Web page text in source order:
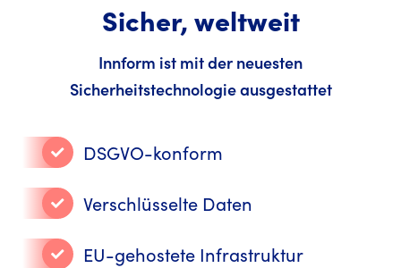
Sicher, weltweit
Innform ist mit der neuesten
Sicherheitstechnologie ausgestattet
DSGVO-konform
Verschlüsselte Daten
EU-gehostete Infrastruktur